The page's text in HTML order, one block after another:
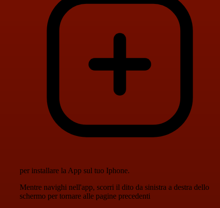
per installare la App sul tuo Iphone.
Mentre navighi nell'app, scorri il dito da sinistra a destra dello
schermo per tornare alle pagine precedenti